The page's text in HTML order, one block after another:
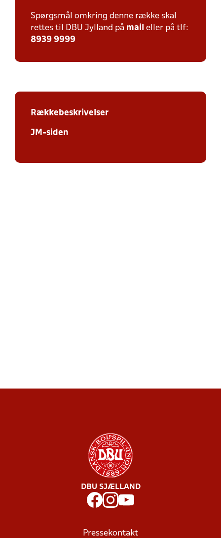
Spørgsmål omkring denne række skal
rettes til DBU Jylland på mail eller på tlf:
8939 9999
Rækkebeskrivelser
JM-siden
DBU SJÆLLAND
Pressekontakt